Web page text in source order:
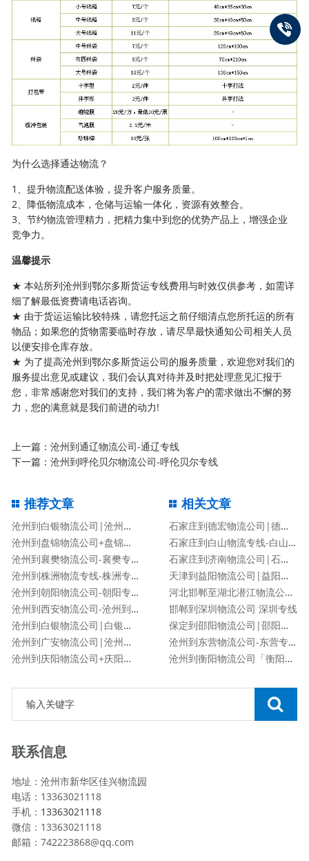
为什么选择通达物流？
1、提升物流配送体验，提升客户服务质量。
2、降低物流成本，仓储与运输一体化，资源有效整合。
3、节约物流管理精力，把精力集中到您的优势产品上，增强企业
竞争力。
温馨提示
★ 本站所列沧州到鄂尔多斯货运专线费用与时效仅供参考，如需详
细了解最低资费请电话咨询。
★ 由于货运运输比较特殊，请您托运之前仔细清点您所托运的所有
物品；如果您的货物需要临时存放，请尽早最快通知公司相关人员
以便安排仓库存放。
★ 为了提高沧州到鄂尔多斯货运公司的服务质量，欢迎您对我们的
服务提出意见或建议，我们会认真对待并及时把处理意见汇报于
您，非常感谢您对我们的支持，我们将为客户的需求做出不懈的努
力，您的满意就是我们前进的动力!
上一篇：沧州到通辽物流公司-通辽专线
下一篇：沧州到呼伦贝尔物流公司-呼伦贝尔专线
推荐文章
沧州到白银物流公司|沧州到白银货运专线
沧州到盘锦物流公司+盘锦专线
沧州到襄樊物流公司-襄樊专线
沧州到株洲物流专线-株洲专线
沧州到朝阳物流公司-朝阳专线
沧州到西安物流公司-沧州到西安货运专线
沧州到白银物流公司|白银专线
沧州到广安物流公司|沧州到广安货运专线
沧州到庆阳物流公司+庆阳专线
相关文章
石家庄到德宏物流公司|德宏专线
石家庄到白山物流专线-白山专线
石家庄到济南物流公司|石家庄到济南货运专线
天津到益阳物流公司|益阳专线
河北邯郸至湖北潜江物流公司|河北邯郸至湖北潜江货运专线
邯郸到深圳物流公司 深圳专线
保定到邵阳物流公司|邵阳专线
沧州到东营物流公司-东营专线
沧州到衡阳物流公司「衡阳专线」
联系信息
地址：沧州市新华区佳兴物流园
电话：13363021118
手机： 13363021118
微信：13363021118
邮箱：742223868@qq.com